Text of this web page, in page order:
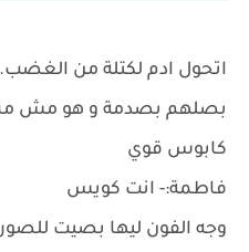
اتحول ادم لكتلة من
بصلهم بصدمة و هو مش
كابوس قوي
فاطمة:- انت كويس
وجه الفون ليها بصيت